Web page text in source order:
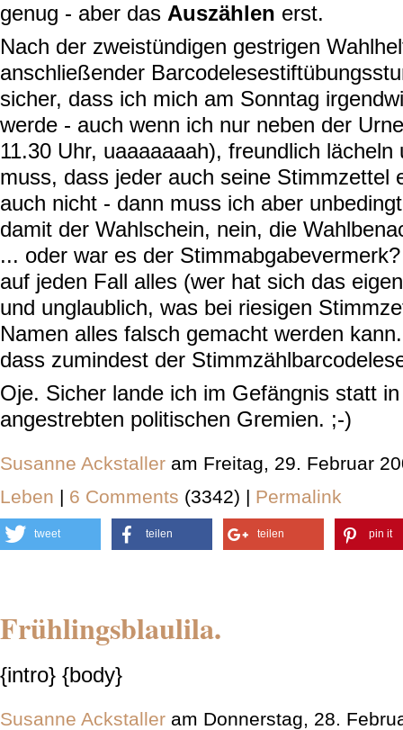
genug - aber das Auszählen erst.
Nach der zweistündigen gestrigen
anschließender
sicher, dass ich mich am Sonntag
werde - auch wenn ich nur neben der
11.30 Uhr, uaaaaaaah), freundlich
muss, dass jeder auch seine Stimmzettel
auch nicht - dann muss ich aber
damit der Wahlschein, nein, die
... oder war es der
auf jeden Fall alles (wer hat sich das
und unglaublich, was bei riesigen
Namen alles falsch gemacht werden
dass zumindest der
Oje. Sicher lande ich im Gefängnis statt
angestrebten politischen Gremien. ;-)
Susanne Ackstaller am Freitag, 29. Februar
Leben | 6 Comments (3342) | Permalink
tweet teilen teilen pin it
Frühlingsblaulila.
{intro} {body}
Susanne Ackstaller am Donnerstag, 28.